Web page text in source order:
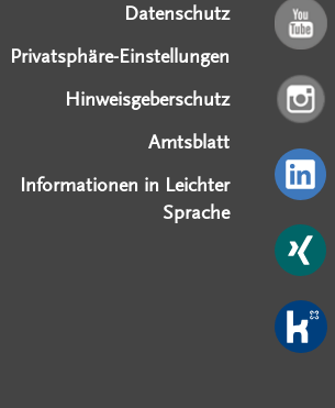
Datenschutz
Privatsphäre-Einstellungen
Hinweisgeberschutz
Amtsblatt
Informationen in Leichter
Sprache